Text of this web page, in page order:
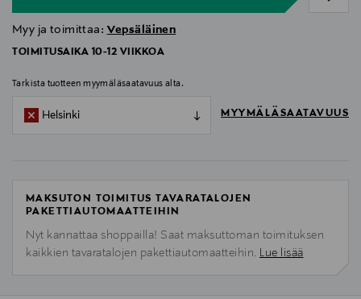
Myy ja toimittaa: Vepsäläinen
TOIMITUSAIKA 10-12 VIIKKOA
Tarkista tuotteen myymäläsaatavuus alta.
Helsinki MYYMÄLÄSAATAVUUS
MAKSUTON TOIMITUS TAVARATALOJEN
PAKETTIAUTOMAATTEIHIN
Nyt kannattaa shoppailla! Saat maksuttoman toimituksen
kaikkien tavaratalojen pakettiautomaatteihin. Lue lisää